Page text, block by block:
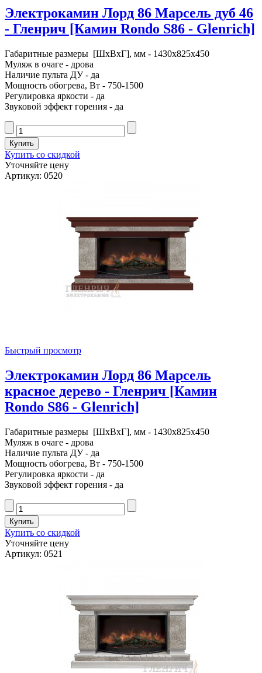
Электрокамин Лорд 86 Марсель дуб 46
- Гленрич [Камин Rondo S86 - Glenrich]
Габаритные размеры [ШxВxГ], мм - 1430x825x450
Муляж в очаге - дрова
Наличие пульта ДУ - да
Мощность обогрева, Вт - 750-1500
Регулировка яркости - да
Звуковой эффект горения - да
Купить со скидкой
Уточняйте цену
Артикул: 0520
Быстрый просмотр
Электрокамин Лорд 86 Марсель
красное дерево - Гленрич [Камин
Rondo S86 - Glenrich]
Габаритные размеры [ШxВxГ], мм - 1430x825x450
Муляж в очаге - дрова
Наличие пульта ДУ - да
Мощность обогрева, Вт - 750-1500
Регулировка яркости - да
Звуковой эффект горения - да
Купить со скидкой
Уточняйте цену
Артикул: 0521